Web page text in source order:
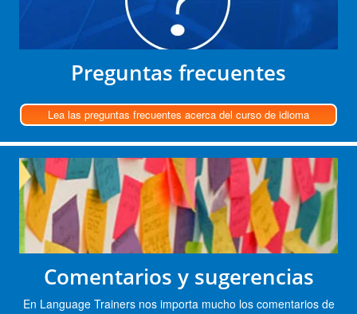
Preguntas frecuentes
Lea las preguntas frecuentes acerca del curso de idioma
Comentarios y sugerencias
En Language Trainers nos importa mucho los comentarios de